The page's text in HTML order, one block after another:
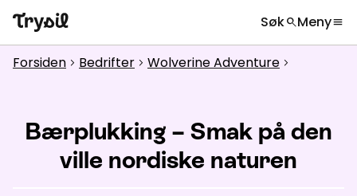
SøksearchMenymenu
globe Velg språk
Overnatting
Handel
Hva leter du etter?
Forsiden chevron_right Bedrifter chevron_right Wolverine Adventure chevron_right
Bærplukking – Smak på den
ville nordiske naturen